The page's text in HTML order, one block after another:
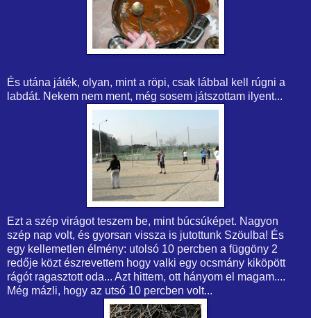
És utána játék, olyan, mint a röpi, csak lábbal kell rúgni a
labdát. Nekem nem ment, még sosem játszottam ilyent...
Ezt a szép virágot teszem be, mint búcsúképet. Nagyon
szép nap volt, és gyorsan vissza is jutottunk Szöulba! És
egy kellemetlen élmény: utolsó 10 percben a függöny 2
redője közt észrevettem hogy valki egy ocsmány kiköpött
rágót ragasztott oda... Azt hittem, ott hányom el magam....
Még mázli, hogy az utsó 10 percben volt...